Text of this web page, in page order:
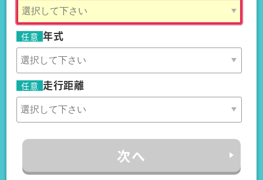
任意 年式
任意 走行距離
次へ